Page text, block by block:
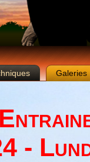
Galeries
-